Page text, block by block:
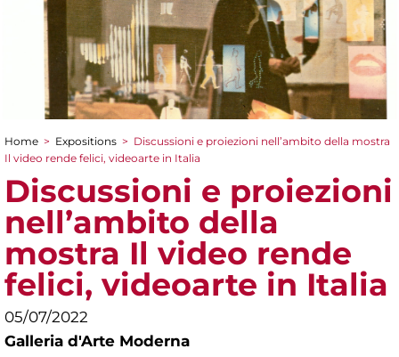
You are here
Home > Expositions > Discussioni e proiezioni nell’ambito della mostra
Il video rende felici, videoarte in Italia
Discussioni e proiezioni
nell’ambito della
mostra Il video rende
felici, videoarte in Italia
05/07/2022
Galleria d'Arte Moderna